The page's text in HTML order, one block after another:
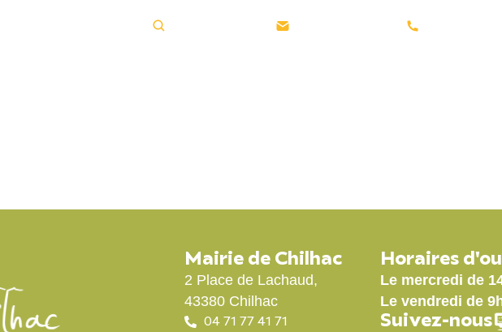
Mairie de Chilhac
2 Place de Lachaud,
43380 Chilhac
04 71 77 41 71
Horaires
Le mercredi de
Le vendredi de
Suivez-nous